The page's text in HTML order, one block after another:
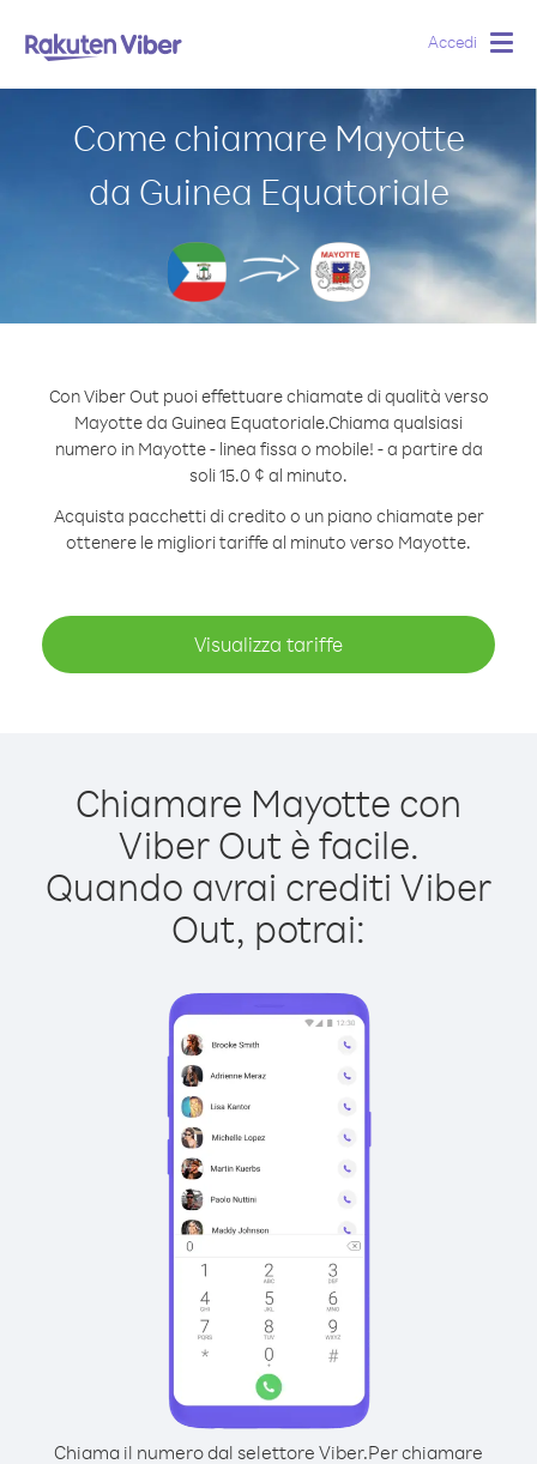
Accedi
Come chiamare Mayotte
da Guinea Equatoriale
Con Viber Out puoi effettuare chiamate di qualità verso
Mayotte da Guinea Equatoriale.Chiama qualsiasi
numero in Mayotte - linea fissa o mobile! - a partire da
soli 15.0 ¢ al minuto.
Acquista pacchetti di credito o un piano chiamate per
ottenere le migliori tariffe al minuto verso Mayotte.
Visualizza tariffe
Chiamare Mayotte con
Viber Out è facile.
Quando avrai crediti Viber
Out, potrai:
Chiama il numero dal selettore Viber.Per chiamare